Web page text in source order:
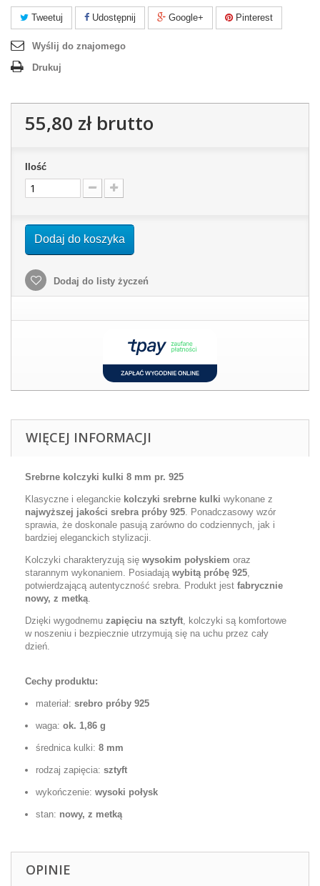
Tweetuj Udostępnij Google+ Pinterest
Wyślij do znajomego
Drukuj
55,80 złbrutto
Ilość
Dodaj do koszyka
Dodaj do listy życzeń
WIĘCEJ INFORMACJI
Srebrne kolczyki kulki 8 mm pr. 925
Klasyczne i eleganckie kolczyki srebrne kulki wykonane z
najwyższej jakości srebra próby 925. Ponadczasowy wzór
sprawia, że doskonale pasują zarówno do codziennych, jak i
bardziej eleganckich stylizacji.
Kolczyki charakteryzują się wysokim połyskiem oraz
starannym wykonaniem. Posiadają wybitą próbę 925,
potwierdzającą autentyczność srebra. Produkt jest fabrycznie
nowy, z metką.
Dzięki wygodnemu zapięciu na sztyft, kolczyki są komfortowe
w noszeniu i bezpiecznie utrzymują się na uchu przez cały
dzień.
Cechy produktu:
materiał: srebro próby 925
waga: ok. 1,86 g
średnica kulki: 8 mm
rodzaj zapięcia: sztyft
wykończenie: wysoki połysk
stan: nowy, z metką
OPINIE